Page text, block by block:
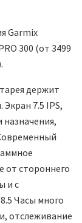
Garmix
300 (от 3499
держит
Экран 7.5 IPS,
назначения,
от стороннего
и с
Часы много
отслеживание